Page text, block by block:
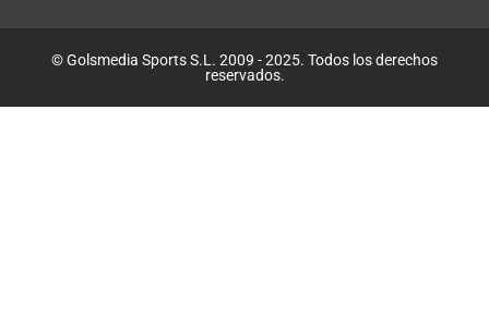
© Golsmedia Sports S.L. 2009 - 2025. Todos los derechos
reservados.